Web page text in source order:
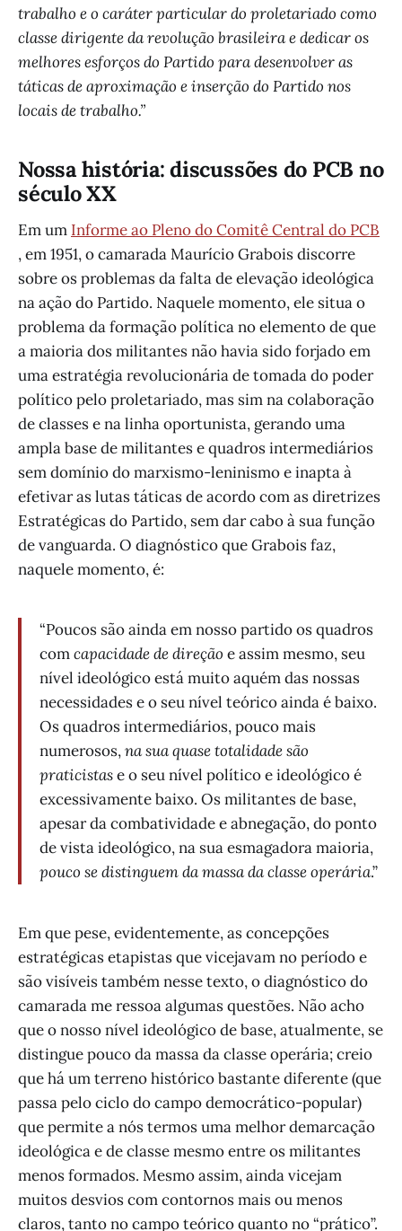
trabalho e o caráter particular do proletariado como
classe dirigente da revolução brasileira e dedicar os
melhores esforços do Partido para desenvolver as
táticas de aproximação e inserção do Partido nos
locais de trabalho.”
Nossa história: discussões do PCB no
século XX
Em um Informe ao Pleno do Comitê Central do PCB
, em 1951, o camarada Maurício Grabois discorre
sobre os problemas da falta de elevação ideológica
na ação do Partido. Naquele momento, ele situa o
problema da formação política no elemento de que
a maioria dos militantes não havia sido forjado em
uma estratégia revolucionária de tomada do poder
político pelo proletariado, mas sim na colaboração
de classes e na linha oportunista, gerando uma
ampla base de militantes e quadros intermediários
sem domínio do marxismo-leninismo e inapta à
efetivar as lutas táticas de acordo com as diretrizes
Estratégicas do Partido, sem dar cabo à sua função
de vanguarda. O diagnóstico que Grabois faz,
naquele momento, é:
“Poucos são ainda em nosso partido os quadros
comcapacidade de direção e assim mesmo, seu
nível ideológico está muito aquém das nossas
necessidades e o seu nível teórico ainda é baixo.
Os quadros intermediários, pouco mais
numerosos,na sua quase totalidade são
praticistase o seu nível político e ideológico é
excessivamente baixo. Os militantes de base,
apesar da combatividade e abnegação, do ponto
de vista ideológico, na sua esmagadora maioria,
pouco se distinguem da massa da classe operária.”
Em que pese, evidentemente, as concepções
estratégicas etapistas que vicejavam no período e
são visíveis também nesse texto, o diagnóstico do
camarada me ressoa algumas questões. Não acho
que o nosso nível ideológico de base, atualmente, se
distingue pouco da massa da classe operária; creio
que há um terreno histórico bastante diferente (que
passa pelo ciclo do campo democrático-popular)
que permite a nós termos uma melhor demarcação
ideológica e de classe mesmo entre os militantes
menos formados. Mesmo assim, ainda vicejam
muitos desvios com contornos mais ou menos
claros, tanto no campo teórico quanto no “prático”.